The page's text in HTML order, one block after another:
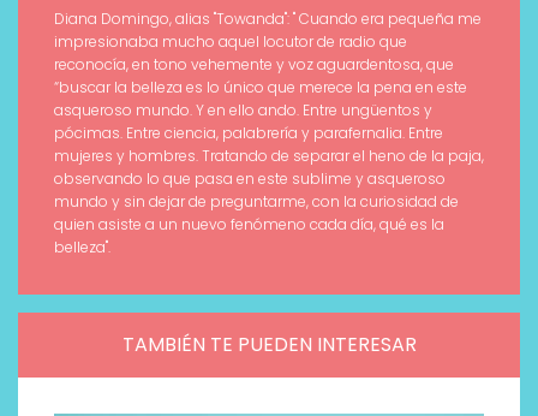
Diana Domingo, alias "Towanda": " Cuando era pequeña me
impresionaba mucho aquel locutor de radio que
reconocía, en tono vehemente y voz aguardentosa, que
“buscar la belleza es lo único que merece la pena en este
asqueroso mundo. Y en ello ando. Entre ungüentos y
pócimas. Entre ciencia, palabrería y parafernalia. Entre
mujeres y hombres. Tratando de separar el heno de la paja,
observando lo que pasa en este sublime y asqueroso
mundo y sin dejar de preguntarme, con la curiosidad de
quien asiste a un nuevo fenómeno cada día, qué es la
belleza".
TAMBIÉN TE PUEDEN INTERESAR